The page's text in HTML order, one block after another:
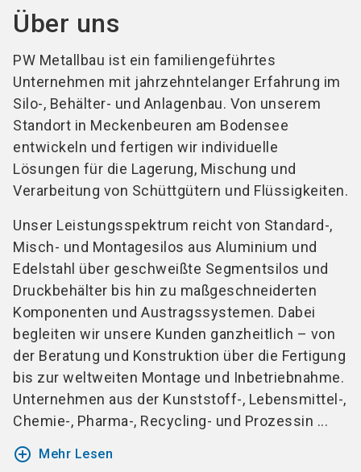
Über uns
PW Metallbau ist ein familiengeführtes
Unternehmen mit jahrzehntelanger Erfahrung im
Silo-, Behälter- und Anlagenbau. Von unserem
Standort in Meckenbeuren am Bodensee
entwickeln und fertigen wir individuelle
Lösungen für die Lagerung, Mischung und
Verarbeitung von Schüttgütern und Flüssigkeiten.
Unser Leistungsspektrum reicht von Standard-,
Misch- und Montagesilos aus Aluminium und
Edelstahl über geschweißte Segmentsilos und
Druckbehälter bis hin zu maßgeschneiderten
Komponenten und Austragssystemen. Dabei
begleiten wir unsere Kunden ganzheitlich – von
der Beratung und Konstruktion über die Fertigung
bis zur weltweiten Montage und Inbetriebnahme.
Unternehmen aus der Kunststoff-, Lebensmittel-,
Chemie-, Pharma-, Recycling- und Prozessin ...
add_circle_outline Mehr Lesen